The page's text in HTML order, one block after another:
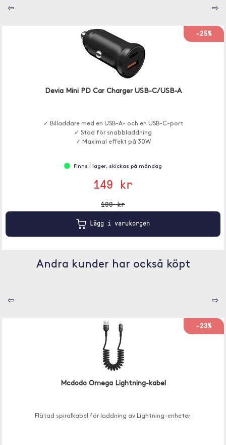
⇦ ⇨
-25%
Devia Mini PD Car Charger USB-C/USB-A
✓ Billaddare med en USB-A- och en USB-C-port
✓ Stöd för snabbladdning
✓ Maximal effekt på 30W
Finns i lager, skickas på måndag
149 kr
199 kr
Lägg i varukorgen
Andra kunder har också köpt
⇦ ⇨
-23%
Mcdodo Omega Lightning-kabel
Flätad spiralkabel för laddning av Lightning-enheter.